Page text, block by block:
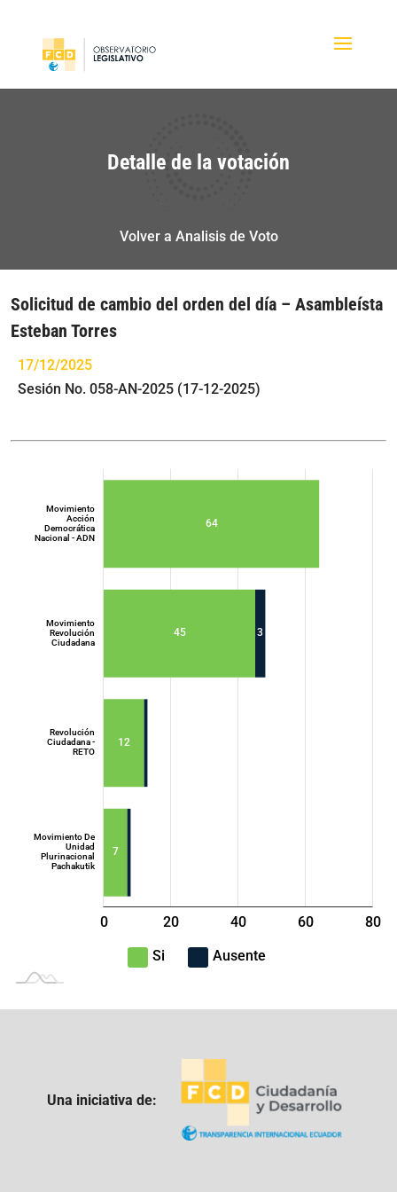
Detalle de la votación
Volver a Analisis de Voto
Solicitud de cambio del orden del día – Asambleísta
Esteban Torres
17/12/2025
Sesión No. 058-AN-2025 (17-12-2025)
7
12
45
64
3
Movimiento De
Unidad
Plurinacional
Pachakutik
Revolución
Ciudadana -
RETO
Movimiento
Revolución
Ciudadana
Movimiento
Acción
Democrática
Nacional - ADN
L
-40
-20
0 20 40 60 80
100
Si
Ausente
Una iniciativa de: